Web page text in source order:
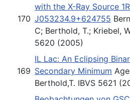
170
with the X-Ray Source
J053234.9+624755
C; Berthold, T.; Kriebel,
5620 (2005)
169
IL Lac: An Eclipsing
Secondary Minimum
Berthold,T. IBVS 5621